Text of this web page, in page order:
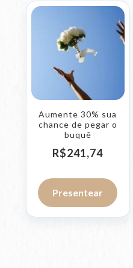
Aumente 30% sua
chance de pegar o
buquê
R$241,74
Presentear